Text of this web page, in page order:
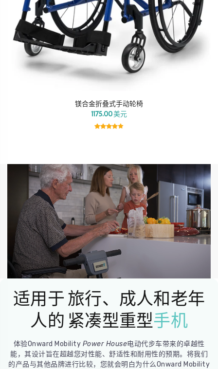
镁合金折叠式手动轮椅
1175.00 美元
适用于旅行、成人和老年
人的 紧凑型重型手机
体验Onward Mobility Power House电动代步车带来的卓越性
能，其设计旨在超越您对性能、舒适性和耐用性的预期。将我们
的产品与其他品牌进行比较，您就会明白为什么Onward Mobility